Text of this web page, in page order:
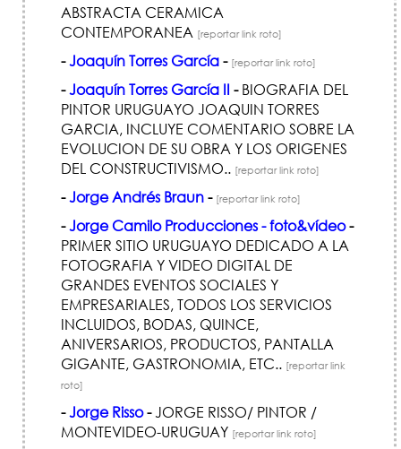
ABSTRACTA CERAMICA
CONTEMPORANEA [reportar link roto]
-Joaquín Torres García- [reportar link roto]
-Joaquín Torres García II -BIOGRAFIA DEL
PINTOR URUGUAYO JOAQUIN TORRES
GARCIA, INCLUYE COMENTARIO SOBRE LA
EVOLUCION DE SU OBRA Y LOS ORIGENES
DEL CONSTRUCTIVISMO.. [reportar link roto]
-Jorge Andrés Braun- [reportar link roto]
-Jorge Camilo Producciones - foto&vídeo-
PRIMER SITIO URUGUAYO DEDICADO A LA
FOTOGRAFIA Y VIDEO DIGITAL DE
GRANDES EVENTOS SOCIALES Y
EMPRESARIALES, TODOS LOS SERVICIOS
INCLUIDOS, BODAS, QUINCE,
ANIVERSARIOS, PRODUCTOS, PANTALLA
GIGANTE, GASTRONOMIA, ETC.. [reportar link
roto]
-Jorge Risso-JORGE RISSO/ PINTOR /
MONTEVIDEO-URUGUAY [reportar link roto]